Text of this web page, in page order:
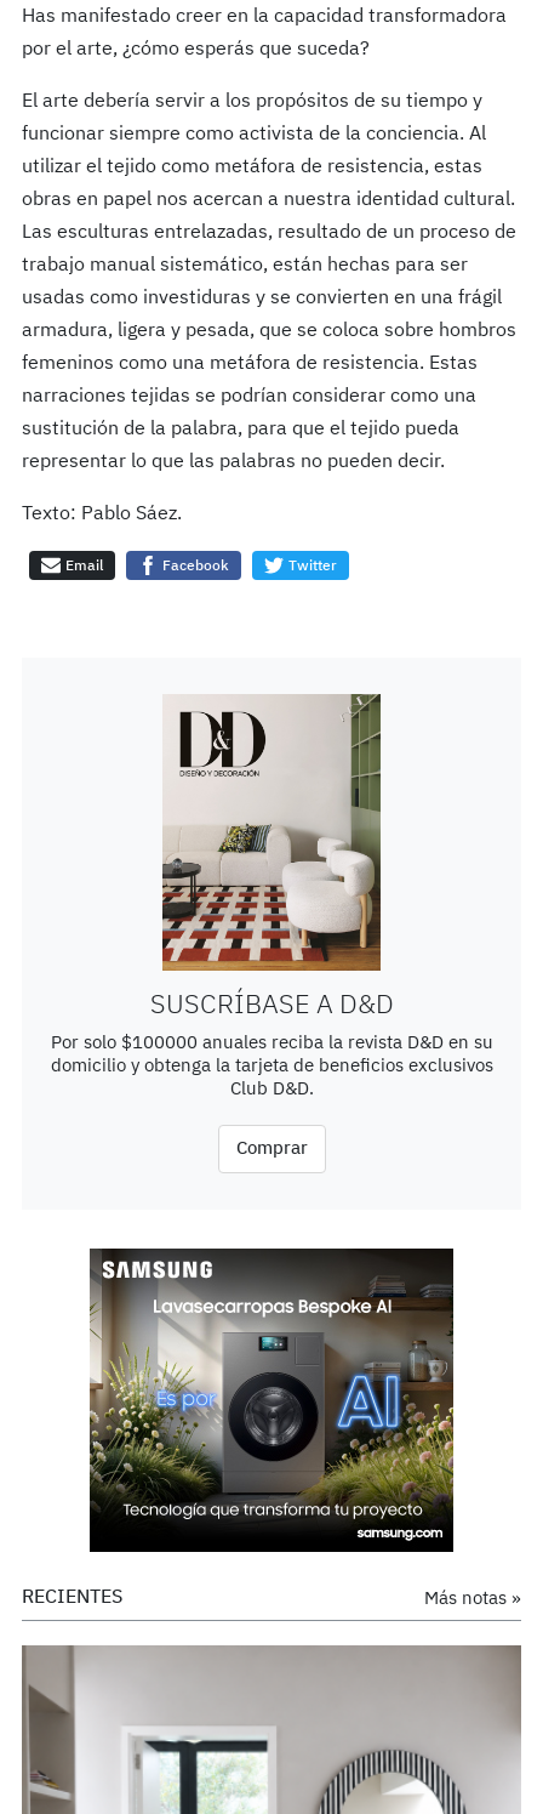
Has manifestado creer en la capacidad transformadora
por el arte, ¿cómo esperás que suceda?
El arte debería servir a los propósitos de su tiempo y
funcionar siempre como activista de la conciencia. Al
utilizar el tejido como metáfora de resistencia, estas
obras en papel nos acercan a nuestra identidad cultural.
Las esculturas entrelazadas, resultado de un proceso de
trabajo manual sistemático, están hechas para ser
usadas como investiduras y se convierten en una frágil
armadura, ligera y pesada, que se coloca sobre hombros
femeninos como una metáfora de resistencia. Estas
narraciones tejidas se podrían considerar como una
sustitución de la palabra, para que el tejido pueda
representar lo que las palabras no pueden decir.
Texto: Pablo Sáez.
Email Facebook Twitter
SUSCRÍBASE A D&D
Por solo $100000 anuales reciba la revista D&D en su
domicilio y obtenga la tarjeta de beneficios exclusivos
Club D&D.
Comprar
Más notas »
RECIENTES